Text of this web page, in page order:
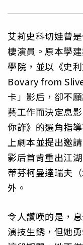
艾莉史科切娃曾
棲演員。原本學
學院，並以《史
Bovary from
卡」影后，卻不
藝工作而決定息
你詐》的選角指
上劇本並提出邀
影后首肯重出江
蒂芬柯曼達瑞夫
外。
令人讚嘆的是，
演技生銹，但她